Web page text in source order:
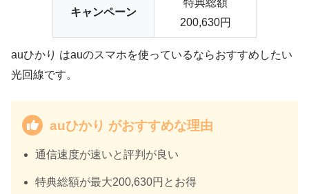
キャンペーン
特典総額
200,630円
auひかり はauのスマホを使っているならおすすめしたい
光回線です。
auひかり がおすすめな理由
通信速度が速いと評判が良い
特典総額が最大200,630円とお得